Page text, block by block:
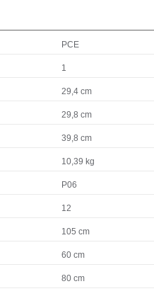
PCE
1
29,4 cm
29,8 cm
39,8 cm
10,39 kg
P06
12
105 cm
60 cm
80 cm